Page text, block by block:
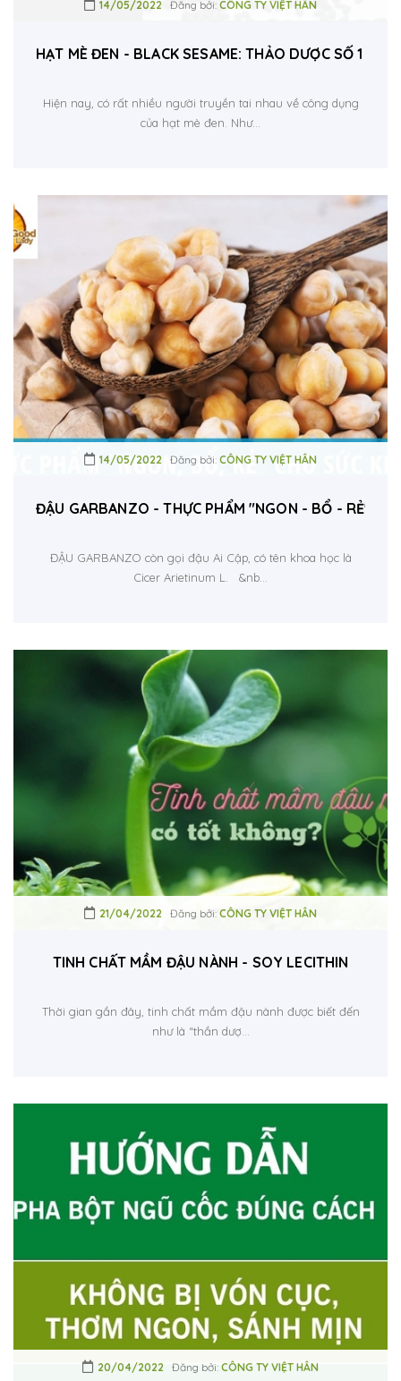
14/05/2022 Đăng bởi: CÔNG TY VIỆT HÂN
HẠT MÈ ĐEN - BLACK SESAME: THẢO DƯỢC SỐ 1
Hiện nay, có rất nhiều người truyền tai nhau về công dụng
của hạt mè đen. Như...
14/05/2022 Đăng bởi: CÔNG TY VIỆT HÂN
ĐẬU GARBANZO - THỰC PHẨM "NGON - BỔ - RẺ"
ĐẬU GARBANZO còn gọi đậu Ai Cập, có tên khoa học là
Cicer Arietinum L. &nb...
21/04/2022 Đăng bởi: CÔNG TY VIỆT HÂN
TINH CHẤT MẦM ĐẬU NÀNH - SOY LECITHIN
Thời gian gần đây, tinh chất mầm đậu nành được biết đến
như là “thần dượ...
20/04/2022 Đăng bởi: CÔNG TY VIỆT HÂN